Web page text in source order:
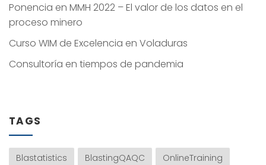
Ponencia en MMH 2022 – El valor de los datos en el
proceso minero
Curso WIM de Excelencia en Voladuras
Consultoría en tiempos de pandemia
TAGS
Blastatistics BlastingQAQC
OnlineTraining